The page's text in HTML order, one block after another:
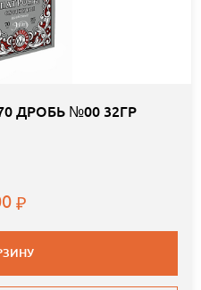
ДРОБЬ №00 32ГР